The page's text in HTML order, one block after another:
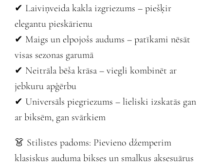
✔ Laiviņveida kakla izgriezums – piešķir
elegantu pieskārienu
✔ Maigs un elpojošs audums – patīkami nēsāt
visas sezonas garumā
✔ Neitrāla bēša krāsa – viegli kombinēt ar
jebkuru apģērbu
✔ Universāls piegriezums – lieliski izskatās gan
ar biksēm, gan svārkiem
👗 Stilistes padoms: Pievieno džemperim
klasiskus auduma bikses un smalkus aksesuārus